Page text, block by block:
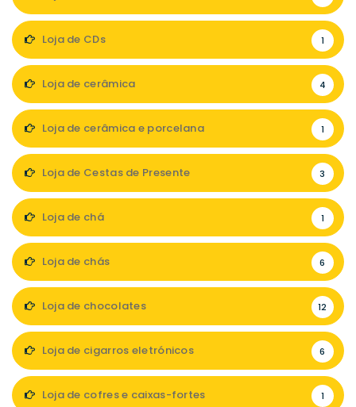
Loja de CDs 1
Loja de cerâmica 4
Loja de cerâmica e porcelana 1
Loja de Cestas de Presente 3
Loja de chá 1
Loja de chás 6
Loja de chocolates 12
Loja de cigarros eletrónicos 6
Loja de cofres e caixas-fortes 1